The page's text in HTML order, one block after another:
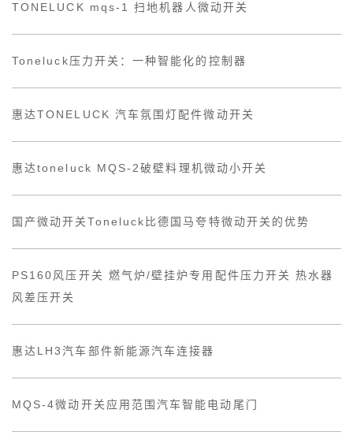
TONELUCK mqs-1 扫地机器人微动开关
Toneluck压力开关：一种智能化的控制器
惠达TONELUCK 汽车氛围灯配件微动开关
惠达toneluck MQS-2破壁料理机微动小开关
国产微动开关Toneluck比德国马夸特微动开关的优势
PS160风压开关 燃气炉/壁挂炉专用配件压力开关 热水器
风差压开关
惠达LH3汽车部件新能源汽车连接器
MQS-4微动开关应用范围汽车智能电动尾门